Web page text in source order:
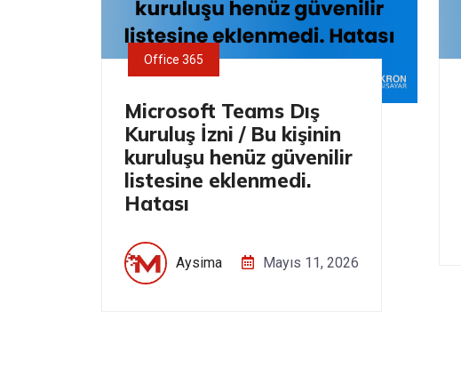
Office 365
Microsoft Teams Dış
Kuruluş İzni / Bu kişinin
kuruluşu henüz güvenilir
listesine eklenmedi.
Hatası
Aysima Mayıs 11, 2026